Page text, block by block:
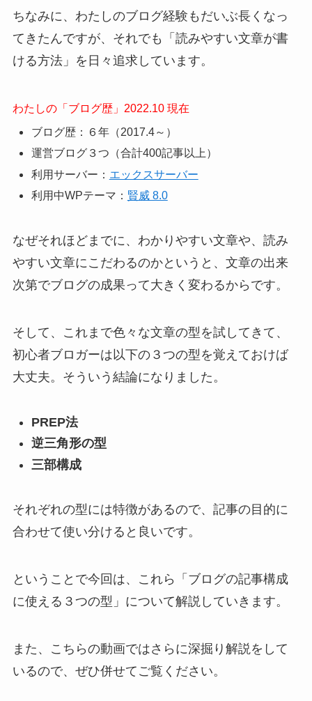
ちなみに、わたしのブログ経験もだいぶ長くなっ
てきたんですが、それでも「読みやすい文章が書
ける方法」を日々追求しています。
わたしの「ブログ歴」2022.10 現在
ブログ歴：６年（2017.4～）
運営ブログ３つ（合計400記事以上）
利用サーバー： エックスサーバー
利用中WPテーマ： 賢威 8.0
なぜそれほどまでに、わかりやすい文章や、読み
やすい文章にこだわるのかというと、文章の出来
次第でブログの成果って大きく変わるからです。
そして、これまで色々な文章の型を試してきて、
初心者ブロガーは以下の３つの型を覚えておけば
大丈夫。そういう結論になりました。
PREP法
逆三角形の型
三部構成
それぞれの型には特徴があるので、記事の目的に
合わせて使い分けると良いです。
ということで今回は、これら「ブログの記事構成
に使える３つの型」について解説していきます。
また、こちらの動画ではさらに深掘り解説をして
いるので、ぜひ併せてご覧ください。